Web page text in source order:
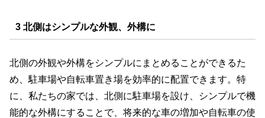
3 北側はシンプルな外観、外構に
北側の外観や外構をシンプルにまとめることができるた
め、駐車場や自転車置き場を効率的に配置できます。特
に、私たちの家では、北側に駐車場を設け、シンプルで機
能的な外構にすることで、将来的な車の増加や自転車の使